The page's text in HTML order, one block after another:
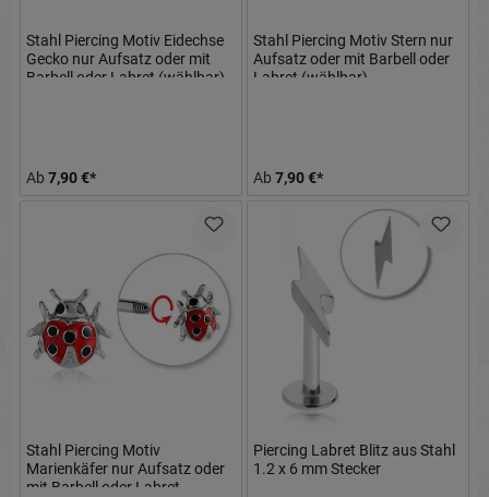
Stahl Piercing Motiv Eidechse
Gecko nur Aufsatz oder mit
Barbell oder Labret (wählbar)
Ab 7,90 €*
Stahl Piercing Motiv Stern nur
Aufsatz oder mit Barbell oder
Labret (wählbar)
Ab 7,90 €*
Stahl Piercing Motiv
Marienkäfer nur Aufsatz oder
mit Barbell oder Labret
Piercing Labret Blitz aus Stahl
1.2 x 6 mm Stecker